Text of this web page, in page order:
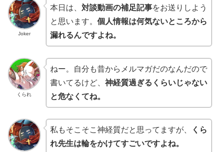
Joker
本日は、 対談動画の補足記事をお送りしよう
と思います。 個人情報は何気ないところから
漏れるんですよね。
くられ
ねー。自分も昔からメルマガだのなんだので
書いてるけど、 神経質過ぎるくらいじゃない
と危なくてね。
私もそこそこ神経質だと思ってますが、
くら
れ先生は輪をかけてすごいですよね。